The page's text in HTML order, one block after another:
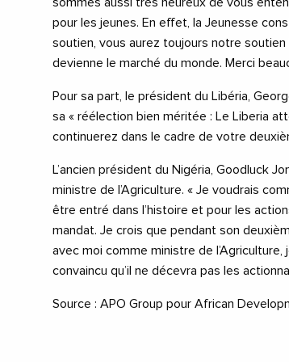
pour les jeunes. En effet, la Jeunesse
soutien, vous aurez toujours notre
devienne le marché du monde. Merci
Pour sa part, le président du Libéria,
sa « réélection bien méritée : Le Liberia
continuerez dans le cadre de votre
L’ancien président du Nigéria, Goodluck
ministre de l’Agriculture. « Je voudrais
être entré dans l’histoire et pour les
mandat. Je crois que pendant son
avec moi comme ministre de
convaincu qu’il ne décevra pas les
Source : APO Group pour African